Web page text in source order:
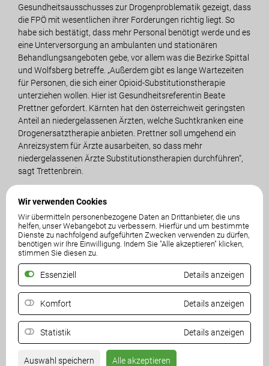
Wir verwenden Cookies
Wir übermitteln personenbezogene Daten an Drittanbieter, die uns
helfen, unser Webangebot zu verbessern. Hierfür und um bestimmte
Dienste zu nachfolgend aufgeführten Zwecken verwenden zu dürfen,
benötigen wir Ihre Einwilligung. Indem Sie "Alle akzeptieren" klicken,
stimmen Sie diesen zu.
Essenziell Details anzeigen
Komfort Details anzeigen
Statistik Details anzeigen
Auswahl speichern Alle akzeptieren
Gesundheitsausschusses zur Drogenproblematik gezeigt, dass
die FPÖ mit wesentlichen ihrer Forderungen richtig liegt. So
habe sich bestätigt, dass mehr Personal benötigt werde und es
eine Unterversorgung an ambulanten und stationären
Behandlungsangeboten gebe, vor allem was die Bezirke Spittal
und Wolfsberg betreffe. „Außerdem gibt es lange Wartezeiten
für Personen, die sich einer Opioid-Substitutionstherapie
unterziehen wollen. Hier ist Gesundheitsreferentin Beate
Prettner gefordert. Kärnten hat den österreichweit geringsten
Anteil an niedergelassenen Ärzten, welche Suchtkranken eine
Drogenersatztherapie anbieten. Prettner soll umgehend ein
Anreizsystem für Ärzte ausarbeiten, so dass mehr
niedergelassenen Ärzte Substitutionstherapien durchführen“,
sagt Trettenbrein.
Trettenbrein kritisiert, dass der bestehende Landessuchtplan,
Er müsste schon lange auf die aktuellen dramatischen
Änderungen adaptiert werden. Auch hier gebe akuten
Handlungsbedarf von Prettner.
Was sich bei der heutigen Ausschusssitzung außerdem gezeigt
habe, ist, dass Cannabis als Einstiegsdroge Nummer eins
angesehen werden kann. „Das haben sowohl die
Auskunftspersonen, als auch eine anwesende Betroffene, die
selbst über Cannabis in die Drogensucht geglitten ist, gesagt.
Damit bestätigt sich unsere Forderung, dass Cannabis auf
keinen Fall legalisiert werden darf“, so Trettenbrein.